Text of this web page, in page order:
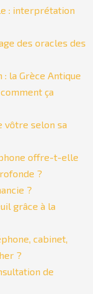
: interprétation
des oracles des
la Grèce Antique
ça
vôtre selon sa
offre-t-elle
?
?
grâce à la
cabinet,
?
de